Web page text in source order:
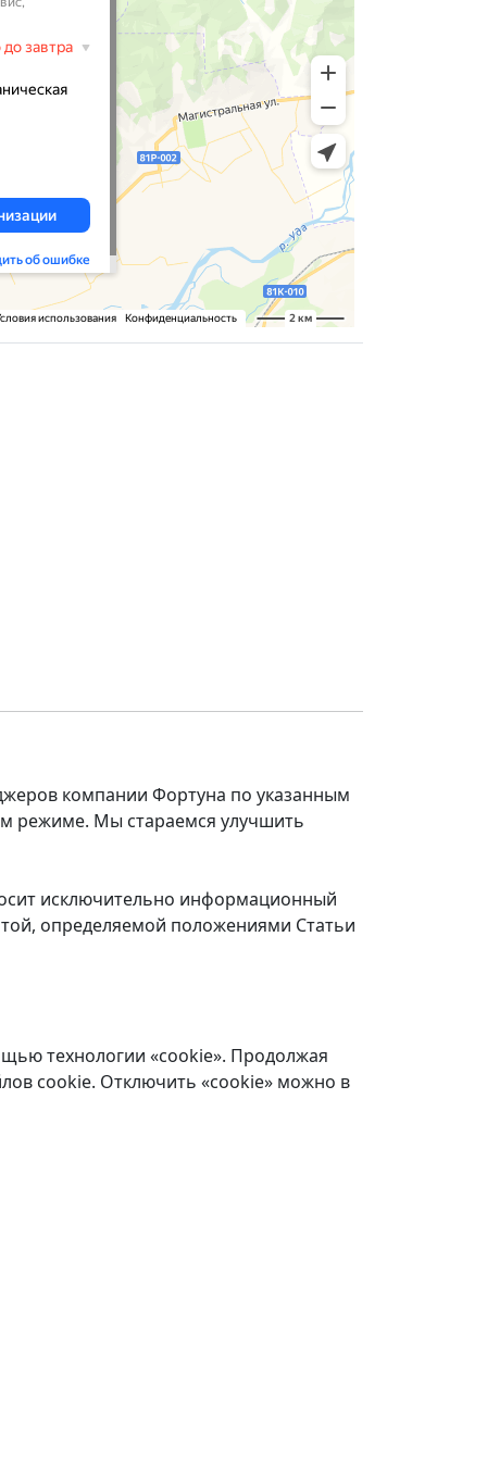
компании Фортуна по указанным
режиме. Мы стараемся улучшить
исключительно информационный
определяемой положениями Статьи
технологии «cookie». Продолжая
cookie. Отключить «cookie» можно в